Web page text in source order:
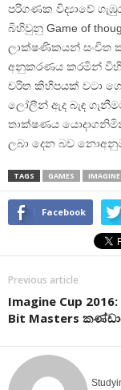
පරිගණක විද්‍යාවේ
බිහිවුනු Game of
ලාක්ෂණිකයන් සංචිත
අනුකරණය කරමින්
චරිත කිහිපයක් වටා
ලෝලීන් ඇද බැඳ
තාක්ෂණය
ලබා දෙන බව
TAGS GAMES
Facebook
Previous article
Imagine Cup 2016:
Bit Masters